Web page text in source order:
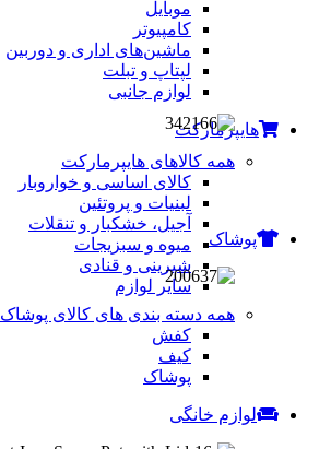
موبایل
کامپیوتر
ماشین‌های اداری و دوربین
لپتاپ و تبلت
لوازم جانبی
هایپرمارکت
همه کالاهای هایپرمارکت
کالای اساسی و خواروبار
لبنیات و پروتئین
آجیل، خشکبار و تنقلات
میوه و سبزیجات
شیرینی و قنادی
سایر لوازم
پوشاک
همه دسته بندی های کالای پوشاک
کفش
کیف
پوشاک
لوازم خانگی